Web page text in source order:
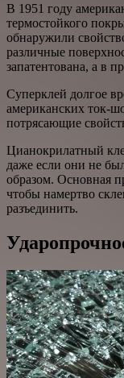
В 1951 году
термостойкого
обнаружили
различные
запатентована, а в
Суперклей долгое
американских ток-
потрясающие
Цианокрилатный
даже если они не
образом. Основная
чтобы намертво
разъединить.